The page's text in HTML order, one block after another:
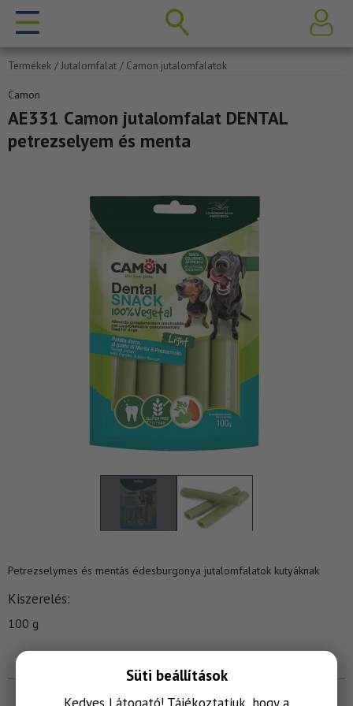
Termékek / Jutalomfalat / Camon jutalomfalatok
Camon
AE331 Camon jutalomfalat DENTAL
petrezselyem és menta
Petrezselymes és mentás édesburgonya jutalomfalatok kutyáknak
Kiszerelés
100 g
Süti beállítások
Kedves Látogató! Tájékoztatjuk, hogy a